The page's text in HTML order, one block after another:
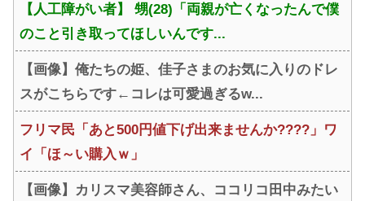
【人工障がい者】 甥(28)「両親が亡くなったんで僕
のこと引き取ってほしいんです...
【画像】俺たちの姫、佳子さまのお気に入りのドレ
スがこちらです←コレは可愛過ぎるw...
フリマ民「あと500円値下げ出来ませんか????」ワ
イ「ほ～い購入ｗ」
【画像】カリスマ美容師さん、ココリコ田中みたい